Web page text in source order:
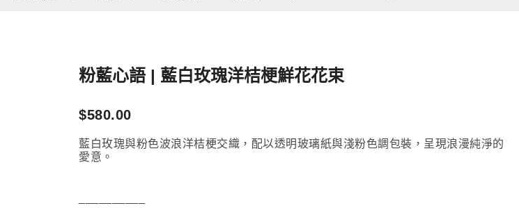
粉藍心語 | 藍白玫瑰洋桔梗鮮花花束
$580.00
藍白玫瑰與粉色波浪洋桔梗交織，配以透明玻璃紙與淺粉色調包裝，呈現浪漫純淨的
愛意。